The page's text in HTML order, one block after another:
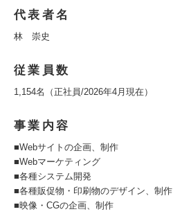
代表者名
林 崇史
従業員数
1,154名（正社員/2026年4月現在）
事業内容
■Webサイトの企画、制作
■Webマーケティング
■各種システム開発
■各種販促物・印刷物のデザイン、制作
■映像・CGの企画、制作